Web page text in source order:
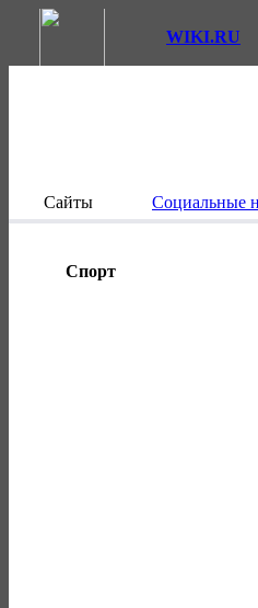
WIKI.RU
Сайты Социальные
Спорт